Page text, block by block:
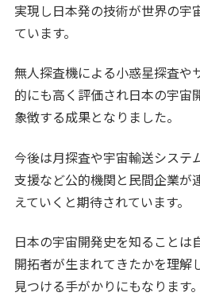
実現し日本発の技術が世界の宇
ています。
無人探査機による小惑星探査や
的にも高く評価され日本の宇宙
象徴する成果となりました。
今後は月探査や宇宙輸送システ
支援など公的機関と民間企業が
えていくと期待されています。
日本の宇宙開発史を知ることは
開拓者が生まれてきたかを理解
見つける手がかりにもなります。